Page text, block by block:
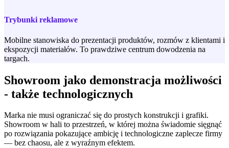
Trybunki reklamowe
Mobilne stanowiska do prezentacji produktów, rozmów z klientami i
ekspozycji materiałów. To prawdziwe centrum dowodzenia na
targach.
Showroom jako demonstracja możliwości
- także technologicznych
Marka nie musi ograniczać się do prostych konstrukcji i grafiki.
Showroom w hali to przestrzeń, w której można świadomie sięgnąć
po rozwiązania pokazujące ambicję i technologiczne zaplecze firmy
— bez chaosu, ale z wyraźnym efektem.